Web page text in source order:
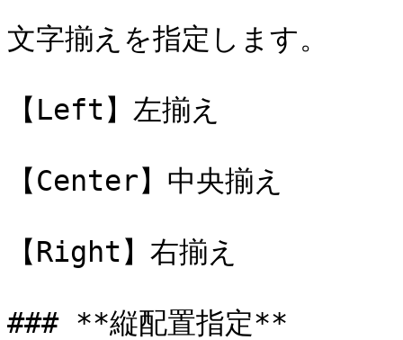
文字揃えを指定します。
【Left】左揃え
【Center】中央揃え
【Right】右揃え
### **縦配置指定**